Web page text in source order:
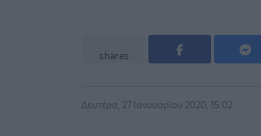
shares
Δευτέρα, 27 Ιανουαρίου 2020, 15:02